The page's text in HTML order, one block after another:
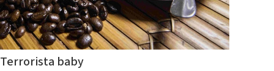
Terrorista baby